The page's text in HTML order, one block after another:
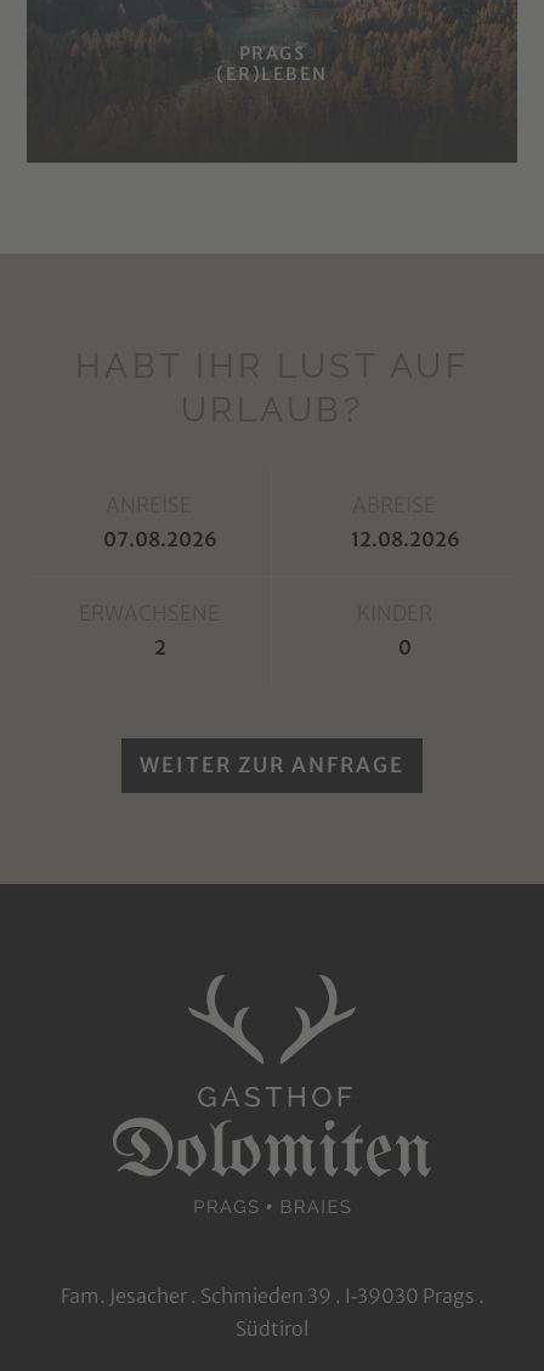
PRAGS
(ER)LEBEN
HABT IHR LUST AUF
URLAUB?
WEITER ZUR ANFRAGE
Fam. Jesacher . Schmieden 39 . I‑39030 Prags .
Südtirol